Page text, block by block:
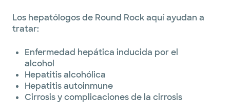
Los hepatólogos de Round Rock aquí ayudan a
tratar:
Enfermedad hepática inducida por el
alcohol
Hepatitis alcohólica
Hepatitis autoinmune
Cirrosis y complicaciones de la cirrosis